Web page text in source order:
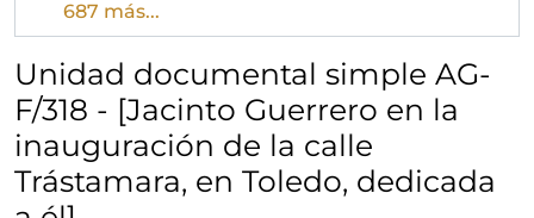
687 más...
Unidad documental simple AG-
F/318 - [Jacinto Guerrero en la
inauguración de la calle
Trástamara, en Toledo, dedicada